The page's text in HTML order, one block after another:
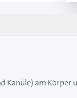
am